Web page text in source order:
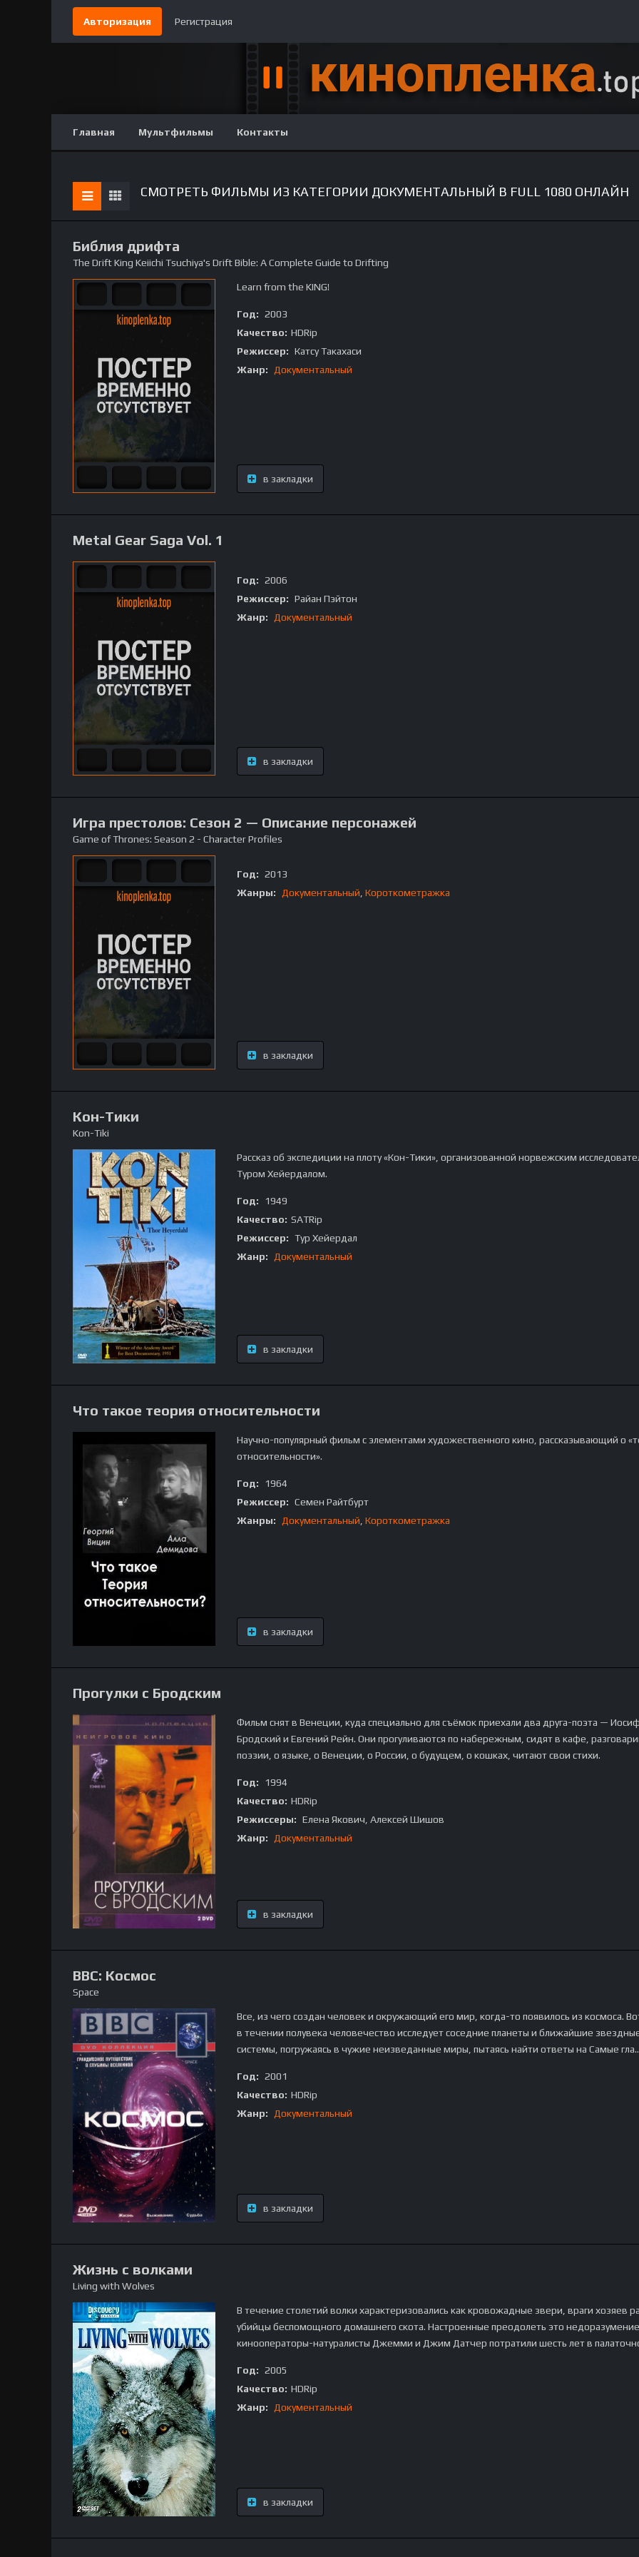
Авторизация Регистрация
Главная Мультфильмы Контакты
СМОТРЕТЬ ФИЛЬМЫ ИЗ КАТЕГОРИИ ДОКУМЕНТАЛЬНЫЙ В FULL 1080 ОНЛАЙН
Библия дрифта
The Drift King Keiichi Tsuchiya's Drift Bible: A Complete Guide to Drifting
Learn from the KING!
Год: 2003
Качество: HDRip
Режиссер: Катсу Такахаси
Жанр:
Документальный
в закладки
Metal Gear Saga Vol. 1
Год: 2006
Режиссер: Райан Пэйтон
Жанр:
Документальный
в закладки
Игра престолов: Сезон 2 — Описание персонажей
Game of Thrones: Season 2 - Character Profiles
Год: 2013
Жанры:
Документальный Короткометражка
в закладки
Кон-Тики
Kon-Tiki
Рассказ об экспедиции на плоту «Кон-Тики», организованной норвежским
Туром Хейердалом.
Год:
1949
Качество: SATRip
Режиссер: Тур Хейердал
Жанр:
Документальный
в закладки
Что такое теория относительности
Научно-популярный фильм с элементами художественного кино, расскаэывающий о
относительности».
Год:
1964
Режиссер: Семен Райтбурт
Жанры:
Документальный Короткометражка
в закладки
Прогулки с Бродским
Фильм снят в Венеции, куда специально для съёмок приехали два друга-поэта —
Бродский и Евгений Рейн. Они прогуливаются по набережным, сидят в кафе,
поэзии, о языке, о Венеции, о России, о будущем, о кошках, читают свои стихи.
Год:
1994
Качество: HDRip
Режиссеры: Елена Якович, Алексей Шишов
Жанр:
Документальный
в закладки
BBC: Космос
Space
Все, из чего создан человек и окружающий его мир, когда-то появилось из космоса.
в течении полувека человечество исследует соседние планеты и ближайшие
системы, погружаясь в чужие неизведанные миры, пытаясь найти ответы на Самые
Год: 2001
Качество: HDRip
Жанр:
Документальный
в закладки
Жизнь с волками
Living with Wolves
В течение столетий волки характеризовались как кровожадные звери, враги хозяев
убийцы беспомощного домашнего скота. Настроенные преодолеть это
кинооператоры-натуралисты Джемми и Джим Датчер потратили шесть лет в
Год: 2005
Качество: HDRip
Жанр:
Документальный
в закладки